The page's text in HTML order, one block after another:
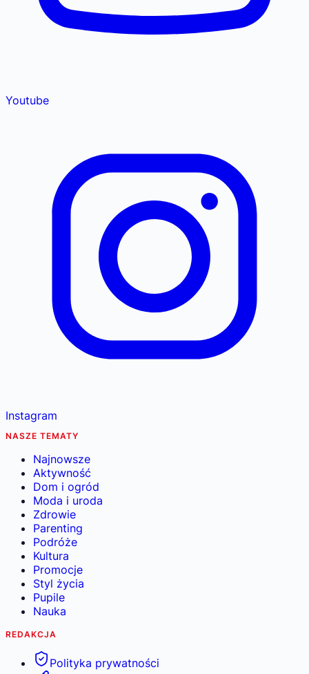
Youtube
Instagram
NASZE TEMATY
Najnowsze
Aktywność
Dom i ogród
Moda i uroda
Zdrowie
Parenting
Podróże
Kultura
Promocje
Styl życia
Pupile
Nauka
REDAKCJA
Polityka prywatności